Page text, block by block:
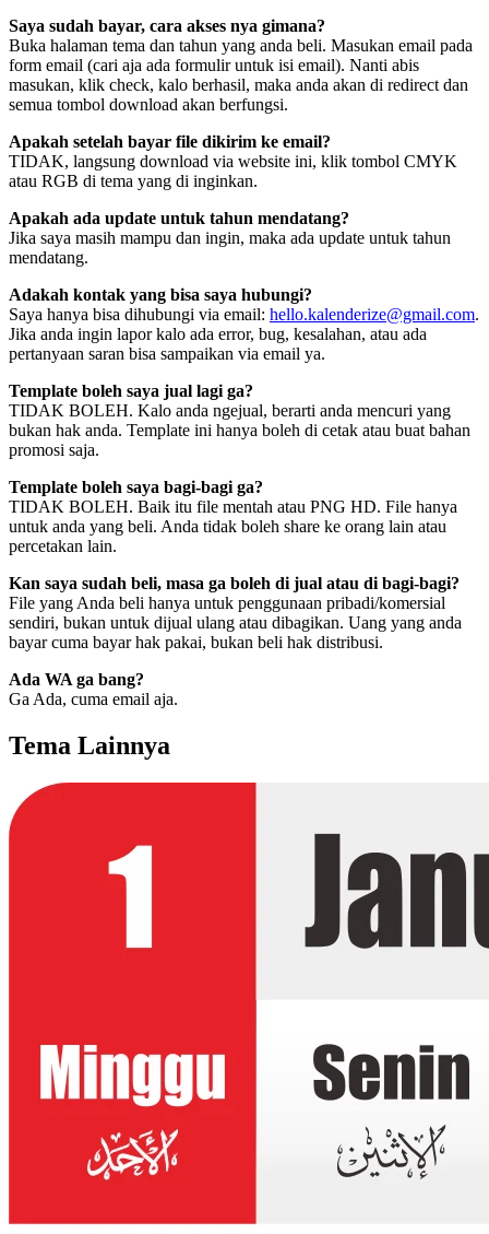
Saya sudah bayar, cara akses nya gimana?
Buka halaman tema dan tahun yang anda beli. Masukan email pada
form email (cari aja ada formulir untuk isi email). Nanti abis
masukan, klik check, kalo berhasil, maka anda akan di redirect dan
semua tombol download akan berfungsi.
Apakah setelah bayar file dikirim ke email?
TIDAK, langsung download via website ini, klik tombol CMYK
atau RGB di tema yang di inginkan.
Apakah ada update untuk tahun mendatang?
Jika saya masih mampu dan ingin, maka ada update untuk tahun
mendatang.
Adakah kontak yang bisa saya hubungi?
Saya hanya bisa dihubungi via email: hello.kalenderize@gmail.com.
Jika anda ingin lapor kalo ada error, bug, kesalahan, atau ada
pertanyaan saran bisa sampaikan via email ya.
Template boleh saya jual lagi ga?
TIDAK BOLEH. Kalo anda ngejual, berarti anda mencuri yang
bukan hak anda. Template ini hanya boleh di cetak atau buat bahan
promosi saja.
Template boleh saya bagi-bagi ga?
TIDAK BOLEH. Baik itu file mentah atau PNG HD. File hanya
untuk anda yang beli. Anda tidak boleh share ke orang lain atau
percetakan lain.
Kan saya sudah beli, masa ga boleh di jual atau di bagi-bagi?
File yang Anda beli hanya untuk penggunaan pribadi/komersial
sendiri, bukan untuk dijual ulang atau dibagikan. Uang yang anda
bayar cuma bayar hak pakai, bukan beli hak distribusi.
Ada WA ga bang?
Ga Ada, cuma email aja.
Tema Lainnya